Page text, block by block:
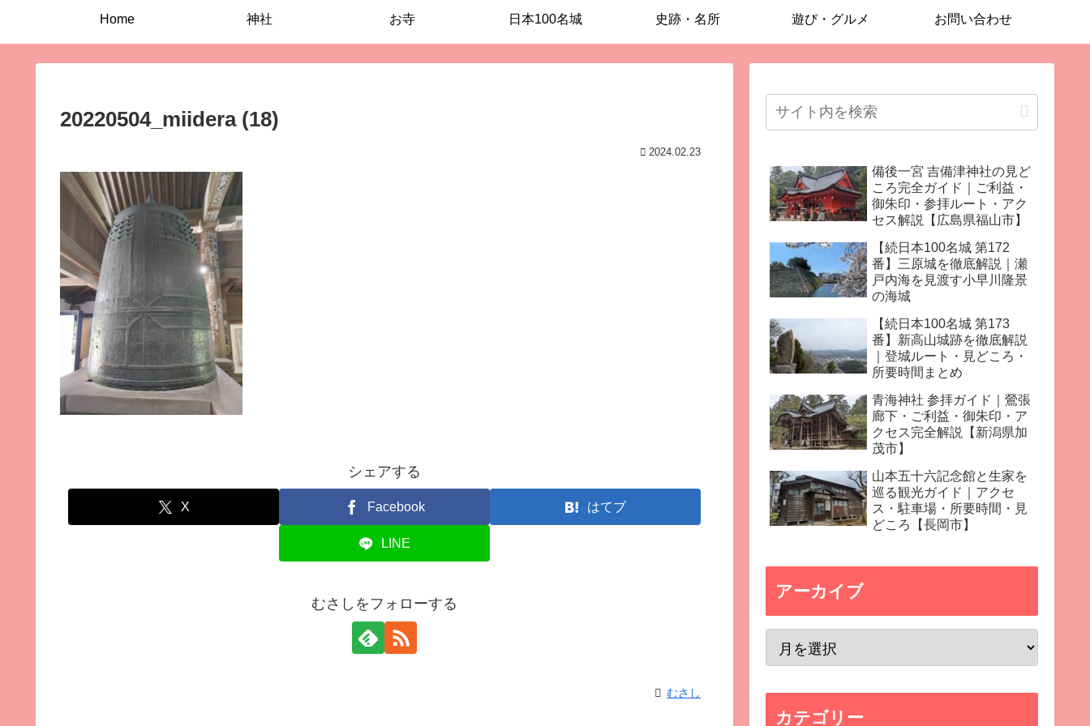
Home 神社 お寺 日本100名城 史跡・名所 遊び・グルメ お問い合わせ
20220504_miidera (18)
2024.02.23
シェアする
X Facebook はてブ
LINE
むさしをフォローする
むさし
備後一宮 吉備津神社の見ど
ころ完全ガイド｜ご利益・
御朱印・参拝ルート・アク
セス解説【広島県福山市】
【続日本100名城 第172
番】三原城を徹底解説｜瀬
戸内海を見渡す小早川隆景
の海城
【続日本100名城 第173
番】新高山城跡を徹底解説
｜登城ルート・見どころ・
所要時間まとめ
青海神社 参拝ガイド｜鶯張
廊下・ご利益・御朱印・ア
クセス完全解説【新潟県加
茂市】
山本五十六記念館と生家を
巡る観光ガイド｜アクセ
ス・駐車場・所要時間・見
どころ【長岡市】
アーカイブ
カテゴリー